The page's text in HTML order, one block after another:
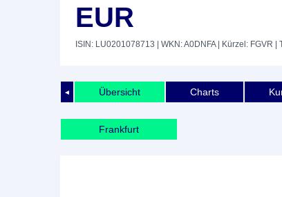
EUR
ISIN: LU0201078713 | WKN: A0DNFA| Kürzel: FGVR |
◄ Übersicht Charts
Frankfurt